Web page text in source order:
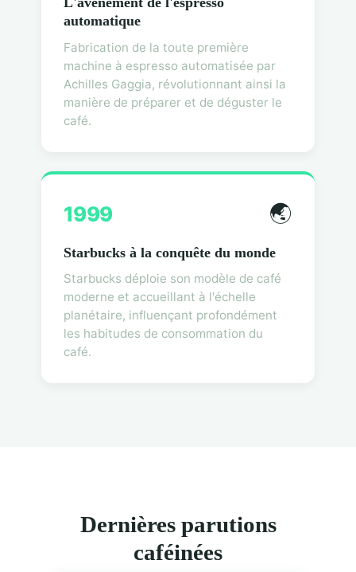
automatique
Fabrication de la toute première
machine à espresso automatisée par
Achilles Gaggia, révolutionnant ainsi la
manière de préparer et de déguster le
café.
1999 🌏
Starbucks à la conquête du monde
Starbucks déploie son modèle de café
moderne et accueillant à l'échelle
planétaire, influençant profondément
les habitudes de consommation du
café.
Dernières parutions
caféinées